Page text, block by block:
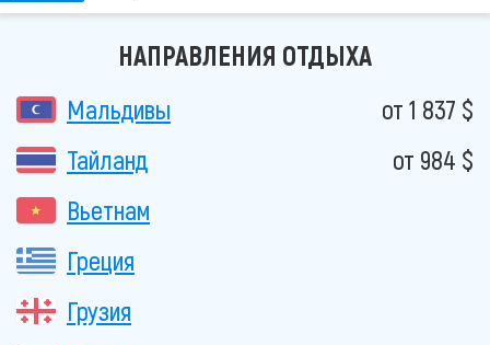
НАПРАВЛЕНИЯ ОТДЫХА
Мальдивы
от 1 837 $
Тайланд
от 984 $
Вьетнам
Греция
Грузия